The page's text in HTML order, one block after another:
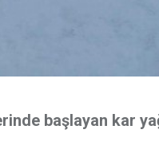
başlayan kar